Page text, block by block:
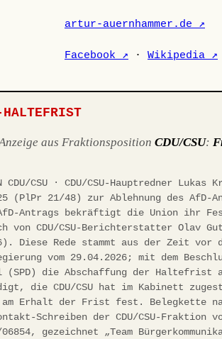
artur-auernhammer.de ↗
Facebook ↗ · Wikipedia ↗
aus FraktionspositionCDU/CSU:
CDU/CSU · CDU/CSU-Hauptredner
(PlPr 21/48) zur Ablehnung des AfD-
Antrags bekräftigt die Union ihr
CDU/CSU-Berichterstatter Olav
Diese Rede stammt aus der Zeit vor
vom 29.04.2026; mit dem
(SPD) die Abschaffung der Haltefrist
die CDU/CSU hat im Kabinett
Erhalt der Frist fest. Belegkette
Schreiben der CDU/CSU-Fraktion
gezeichnet „Team